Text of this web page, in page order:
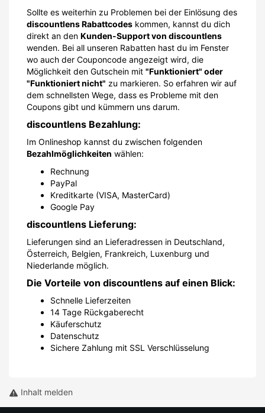
Sollte es weiterhin zu Problemen bei der Einlösung des
discountlens Rabattcodes kommen, kannst du dich
direkt an den Kunden-Support von discountlens
wenden. Bei all unseren Rabatten hast du im Fenster
wo auch der Couponcode angezeigt wird, die
Möglichkeit den Gutschein mit "Funktioniert" oder
"Funktioniert nicht" zu markieren. So erfahren wir auf
dem schnellsten Wege, dass es Probleme mit den
Coupons gibt und kümmern uns darum.
discountlens Bezahlung:
Im Onlineshop kannst du zwischen folgenden
Bezahlmöglichkeiten wählen:
Rechnung
PayPal
Kreditkarte (VISA, MasterCard)
Google Pay
discountlens Lieferung:
Lieferungen sind an Lieferadressen in Deutschland,
Österreich, Belgien, Frankreich, Luxenburg und
Niederlande möglich.
Die Vorteile von discountlens auf einen Blick:
Schnelle Lieferzeiten
14 Tage Rückgaberecht
Käuferschutz
Datenschutz
Sichere Zahlung mit SSL Verschlüsselung
Inhalt melden